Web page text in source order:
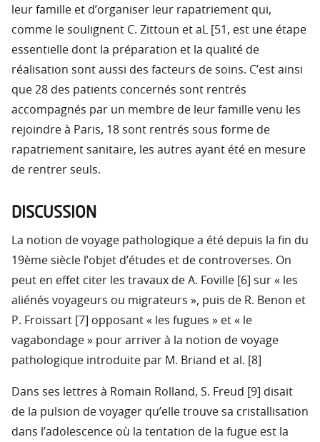
leur famille et d’organiser leur rapatriement qui,
comme le soulignent C. Zittoun et aL [51, est une étape
essentielle dont la préparation et la qualité de
réalisation sont aussi des facteurs de soins. C’est ainsi
que 28 des patients concernés sont rentrés
accompagnés par un membre de leur famille venu les
rejoindre à Paris, 18 sont rentrés sous forme de
rapatriement sanitaire, les autres ayant été en mesure
de rentrer seuls.
DISCUSSION
La notion de voyage pathologique a été depuis la fin du
19ème siècle l’objet d’études et de controverses. On
peut en effet citer les travaux de A. Foville [6] sur « les
aliénés voyageurs ou migrateurs », puis de R. Benon et
P. Froissart [7] opposant « les fugues » et « le
vagabondage » pour arriver à la notion de voyage
pathologique introduite par M. Briand et al. [8]
Dans ses lettres à Romain Rolland, S. Freud [9] disait
de la pulsion de voyager qu’elle trouve sa cristallisation
dans l’adolescence où la tentation de la fugue est la